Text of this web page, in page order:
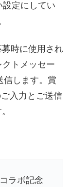
設定にしてい
時に使用され
トメッセー
信します。賞
入力とご送信
コラボ記念